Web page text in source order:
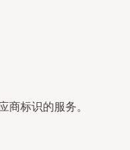
商标识的服务。